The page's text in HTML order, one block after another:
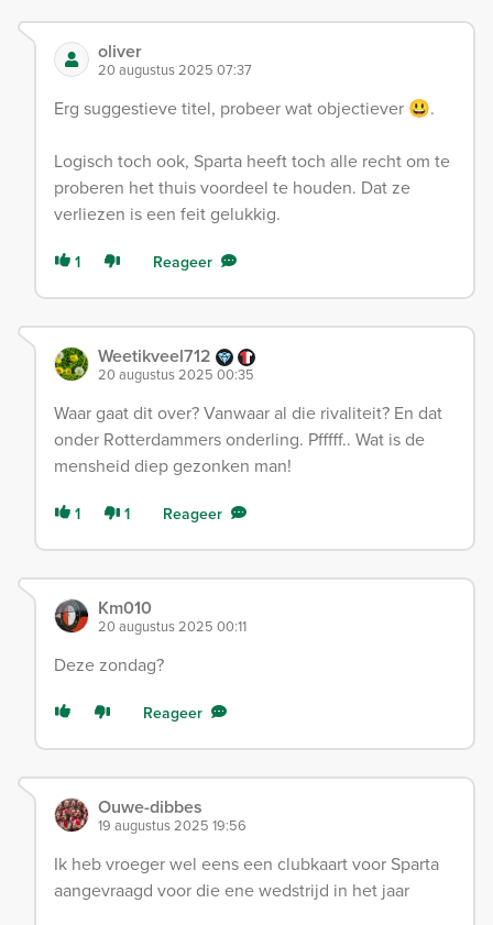
oliver
20 augustus 2025 07:37
Erg suggestieve titel, probeer wat objectiever 😃.
Logisch toch ook, Sparta heeft toch alle recht om te
proberen het thuis voordeel te houden. Dat ze
verliezen is een feit gelukkig.
1 Reageer
Weetikveel712
20 augustus 2025 00:35
Waar gaat dit over? Vanwaar al die rivaliteit? En dat
onder Rotterdammers onderling. Pfffff.. Wat is de
mensheid diep gezonken man!
1 1 Reageer
Km010
20 augustus 2025 00:11
Deze zondag?
Reageer
Ouwe-dibbes
19 augustus 2025 19:56
Ik heb vroeger wel eens een clubkaart voor Sparta
aangevraagd voor die ene wedstrijd in het jaar